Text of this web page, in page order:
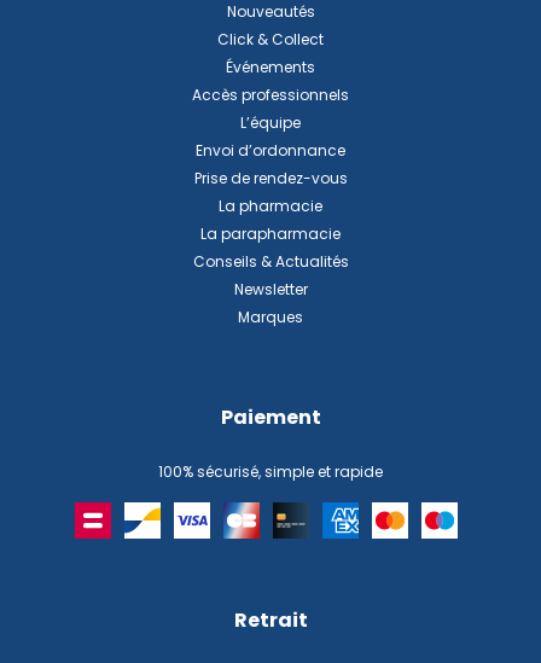
Nouveautés
Click & Collect
Événements
Accès professionnels
L’équipe
Envoi d’ordonnance
Prise de rendez-vous
La pharmacie
La parapharmacie
Conseils & Actualités
Newsletter
Marques
Paiement
100% sécurisé, simple et rapide
Retrait